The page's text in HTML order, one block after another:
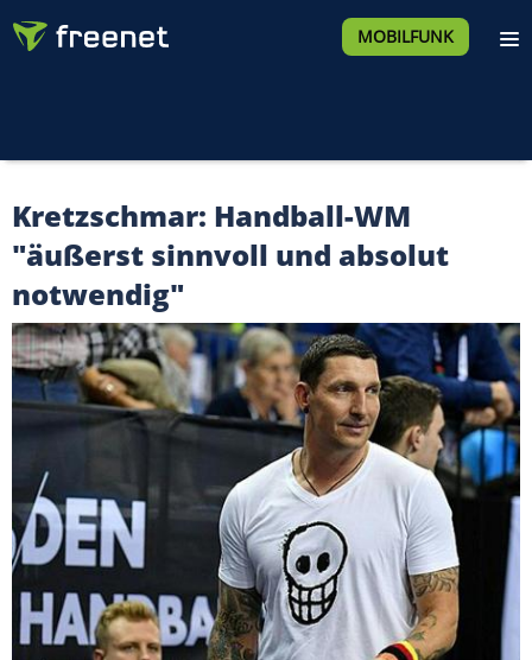
MOBILFUNK
Kretzschmar: Handball-WM
"äußerst sinnvoll und absolut
notwendig"